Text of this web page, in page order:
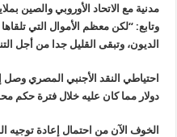
مدنية مع الاتحاد الأوروبي والصين
وتابع: “لكن معظم الأموال التي
الديون، وتبقى القليل جدا من أجل
دولار مما كان عليه خلال فترة حكم
الخوف الآن من احتمال إعادة توجيه